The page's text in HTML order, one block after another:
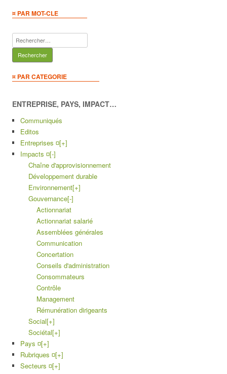
¤ PAR MOT-CLE
Rechercher :
¤ PAR CATEGORIE
ENTREPRISE, PAYS, IMPACT…
Communiqués
Editos
Entreprises ¤[+]
Impacts ¤[-]
Chaîne d'approvisionnement
Développement durable
Environnement[+]
Gouvernance[-]
Actionnariat
Actionnariat salarié
Assemblées générales
Communication
Concertation
Conseils d'administration
Consommateurs
Contrôle
Management
Rémunération dirigeants
Social[+]
Sociétal[+]
Pays ¤[+]
Rubriques ¤[+]
Secteurs ¤[+]